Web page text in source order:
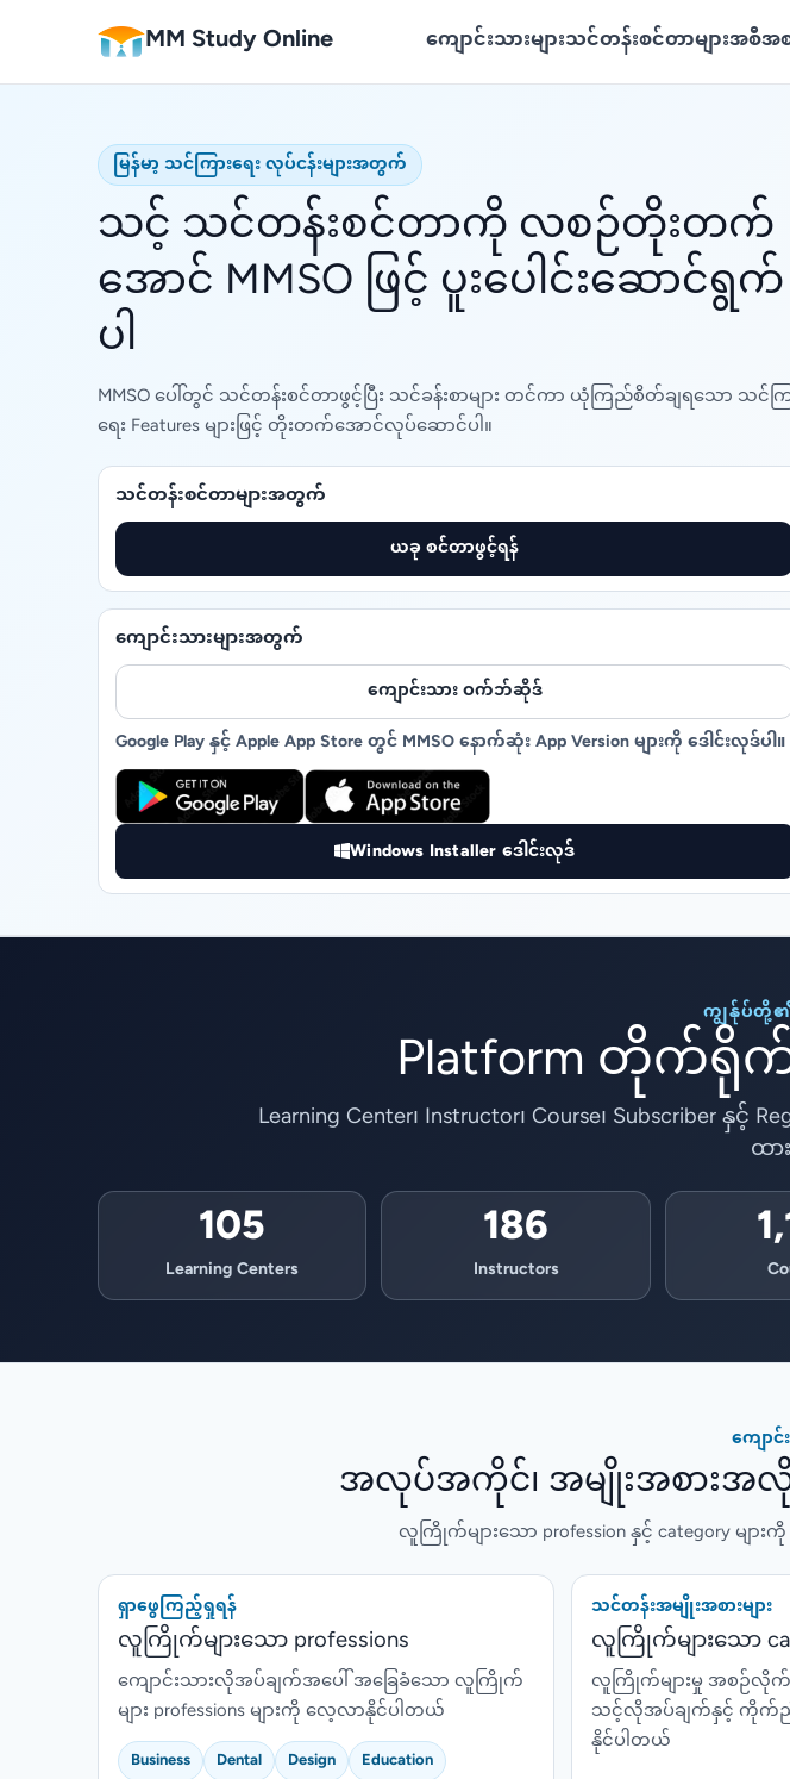
MM Study Online ကျောင်းသားများသင်တန်းစင်တာများအစီအစ
မြန်မာ့ သင်ကြားရေး လုပ်ငန်းများအတွက်
သင့် သင်တန်းစင်တာကို လစဉ်တိုးတက်
အောင် MMSO ဖြင့် ပူးပေါင်းဆောင်ရွက်
ပါ
MMSO ပေါ်တွင် သင်တန်းစင်တာဖွင့်ပြီး သင်ခန်းစာများ တင်ကာ ယုံကြည်စိတ်ချရသော သင်က
ရေး Features များဖြင့် တိုးတက်အောင်လုပ်ဆောင်ပါ။
သင်တန်းစင်တာများအတွက်
ယခု စင်တာဖွင့်ရန်
ကျောင်းသားများအတွက်
ကျောင်းသား ဝက်ဘ်ဆိုဒ်
Google Play နှင့် Apple App Store တွင် MMSO နောက်ဆုံး App Version များကို ဒေါင်းလုဒ်ပါ။
Windows Installer ဒေါင်းလုဒ်
ကျွန်ုပ်တို့
Platform တိုက်
Learning Center၊ Instructor၊ Course၊
ထ
105
Learning Centers 186
Instructors
ကျော
အလုပ်အကိုင်၊ အမျိုးအစား
လူကြိုက်များသော profession နှင့် category မ
ရှာဖွေကြည့်ရှုရန်
လူကြိုက်များသော professions
ကျောင်းသားလိုအပ်ချက်အပေါ် အခြေခံသော လူကြိုက်
များ professions များကို လေ့လာနိုင်ပါတယ်
Business Dental Design
Education
သင်တန်းအမျိုးအစားများ
လူကြိုက်များသော
လူကြိုက်များမှု အစဉ်လိုက်
သင့်လိုအပ်ချက်နှင့် ကိုက်
နိုင်ပါတယ်